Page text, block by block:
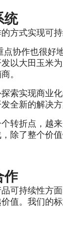
统
方式实现可持
协作也很好
以大田玉米
。
索实现商业
全新的解决
转折点，越
除了整个价
作
可持续性方
值。我们的